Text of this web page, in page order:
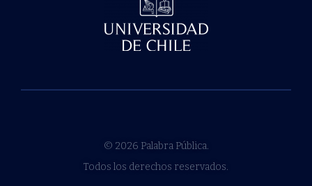
© 2026 Palabra Pública.
Todos los derechos reservados.